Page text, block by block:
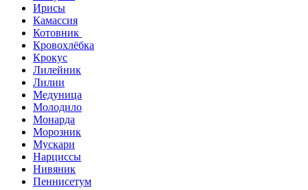
Ирисы
Камассия
Котовник
Кровохлёбка
Крокус
Лилейник
Лилии
Медуница
Молодило
Монарда
Морозник
Мускари
Нарциссы
Нивяник
Пеннисетум